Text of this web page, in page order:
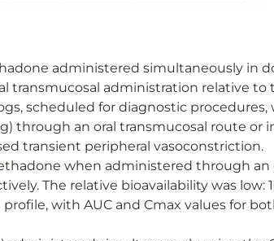
administered simultaneously in
transmucosal administration relative
scheduled for diagnostic
an oral transmucosal route or
transient peripheral vasoconstriction.
when administered through an
The relative bioavailability was
with AUC and Cmax values for